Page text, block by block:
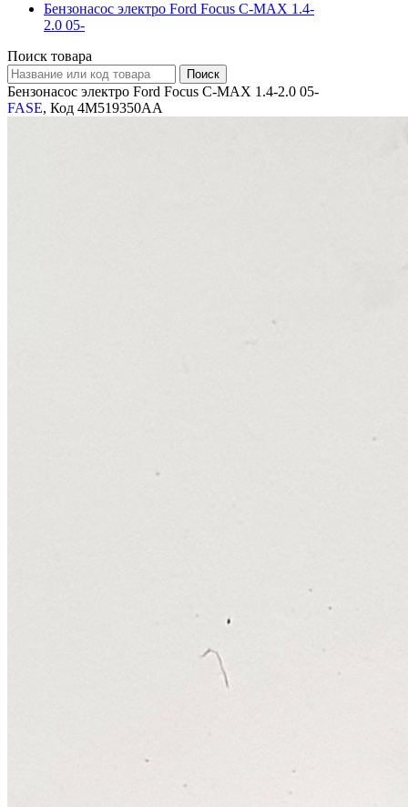
Бензонасос электро Ford Focus C-MAX 1.4-
2.0 05-
Поиск товара
Бензонасос электро Ford Focus C-MAX 1.4-2.0 05-
FASE, Код 4M519350AA